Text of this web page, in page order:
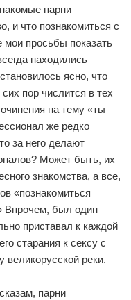
парни
и что познакомиться с
мои просьбы показать
находились
ясно, что
пор числится в тех
на тему «ты
же редко
за него делают
Может быть, их
знакомства, а все,
«познакомиться
Впрочем, был один
приставал к каждой
старания к сексу с
великорусской реки.
парни